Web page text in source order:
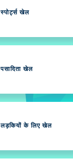
स्पोर्ट्स खेल
पसादिता खेल
लड़कियों के लिए खेल